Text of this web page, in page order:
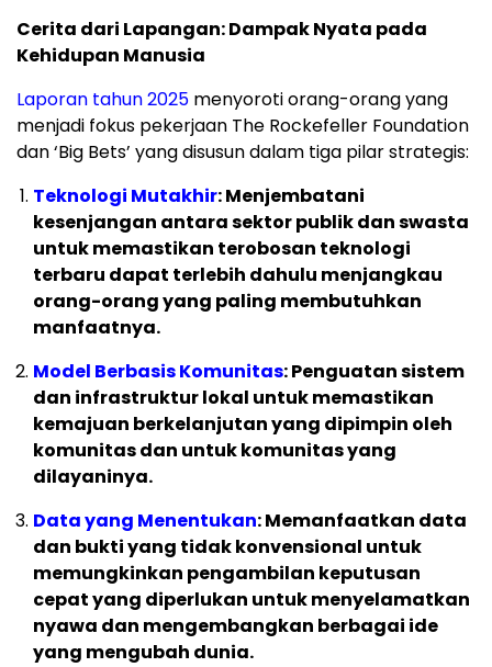
Cerita dari Lapangan: Dampak Nyata pada
Kehidupan Manusia
Laporan tahun 2025 menyoroti orang-orang yang
menjadi fokus pekerjaan The Rockefeller Foundation
dan ‘Big Bets’ yang disusun dalam tiga pilar strategis:
Teknologi Mutakhir: Menjembatani
kesenjangan antara sektor publik dan swasta
untuk memastikan terobosan teknologi
terbaru dapat terlebih dahulu menjangkau
orang-orang yang paling membutuhkan
manfaatnya.
Model Berbasis Komunitas: Penguatan sistem
dan infrastruktur lokal untuk memastikan
kemajuan berkelanjutan yang dipimpin oleh
komunitas dan untuk komunitas yang
dilayaninya.
Data yang Menentukan: Memanfaatkan data
dan bukti yang tidak konvensional untuk
memungkinkan pengambilan keputusan
cepat yang diperlukan untuk menyelamatkan
nyawa dan mengembangkan berbagai ide
yang mengubah dunia.